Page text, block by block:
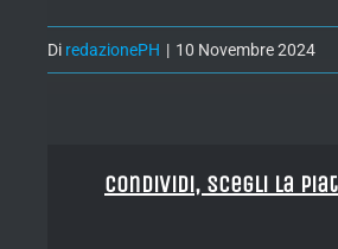
Di redazionePH | 10 Novembre 2024
Condividi, Scegli la